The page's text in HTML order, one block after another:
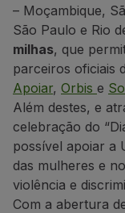
Extras
Alugar carro
Alojamento
Check-in
Informações de
TAP Miles&Go
Programa TAP
Conhecer o
Acumular milhas
Utilizar milhas
Parceiros
– Moçambique,
São Paulo e Rio
milhas, que
parceiros oficiais
Apoiar, Orbis e
Além destes, e
celebração do
possível apoiar a
das mulheres e
violência e
Com a abertura